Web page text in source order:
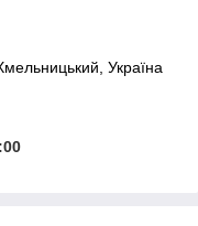
Україна